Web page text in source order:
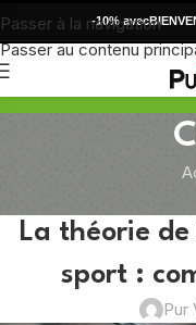
Passer à la navigation
Passer au contenu
-10% avec
La théorie
sport :
Pur